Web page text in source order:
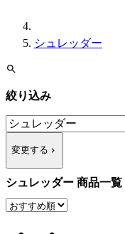
シュレッダー
絞り込み
変更する
シュレッダー 商品一覧